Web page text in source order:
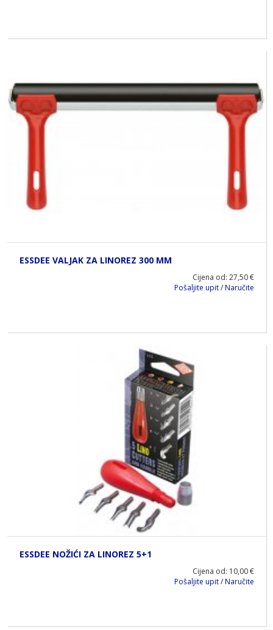
ESSDEE VALJAK ZA LINOREZ 300 MM
Cijena od: 27,50 €
Pošaljite upit / Naručite
ESSDEE NOŽIĆI ZA LINOREZ 5+1
Cijena od: 10,00 €
Pošaljite upit / Naručite